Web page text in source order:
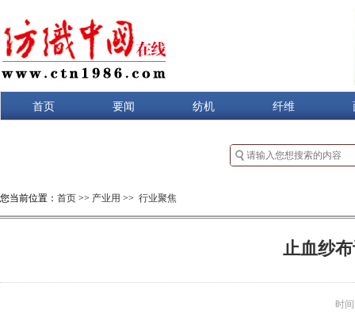
首页 要闻 纺机 纤维
您当前位置： 首页 >> 产业用 >> 行业聚焦
止血纱
时